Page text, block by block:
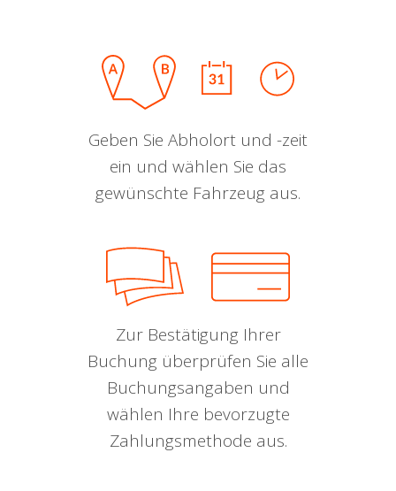
Geben Sie Abholort und -zeit
ein und wählen Sie das
gewünschte Fahrzeug aus.
Zur Bestätigung Ihrer
Buchung überprüfen Sie alle
Buchungsangaben und
wählen Ihre bevorzugte
Zahlungsmethode aus.